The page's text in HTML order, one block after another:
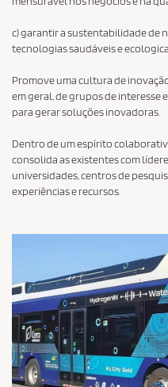
c) garantir a sustentabilidade de
tecnologias saudáveis ​​e
Promove uma cultura de
em geral, de grupos de
para gerar soluções inovadoras.
Dentro de um espírito
consolida as existentes com
universidades, centros de
experiências e recursos.